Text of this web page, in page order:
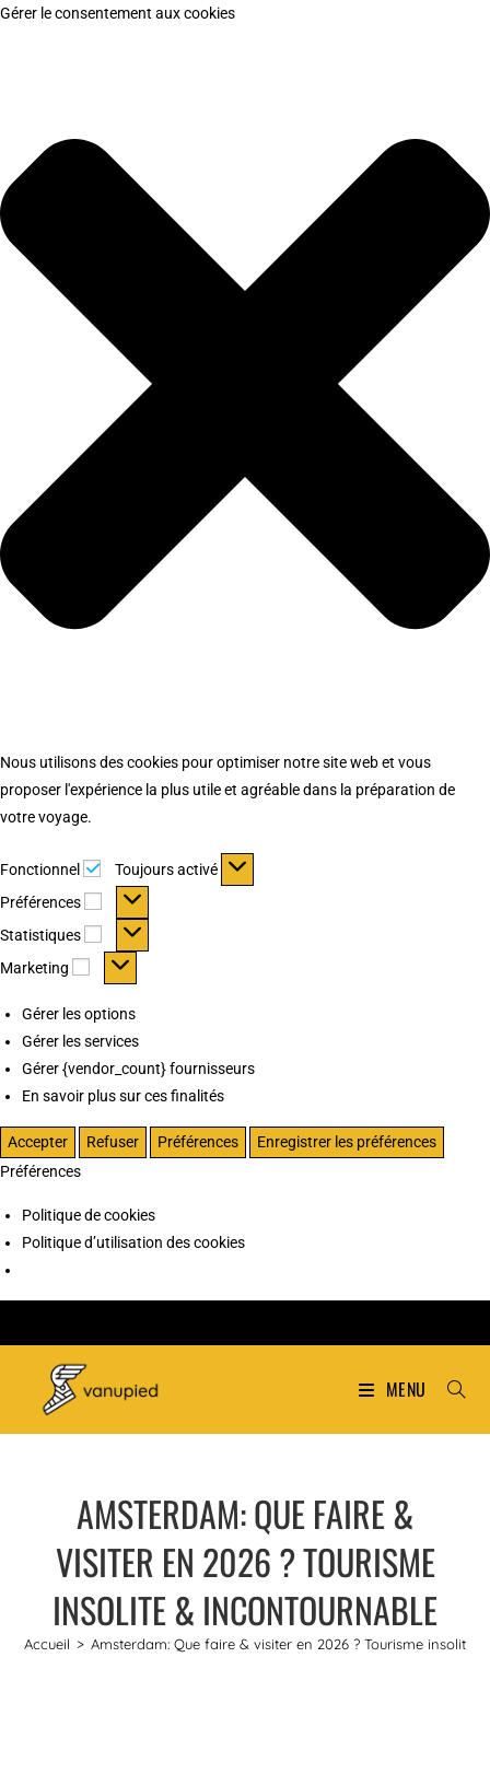
Gérer le consentement aux cookies
Nous utilisons des cookies pour optimiser notre site web et vous
proposer l'expérience la plus utile et agréable dans la préparation de
votre voyage.
Fonctionnel Fonctionnel
Toujours activé
Préférences
Préférences
Statistiques Statistiques
Marketing Marketing
Gérer les options
Gérer les services
Gérer {vendor_count} fournisseurs
En savoir plus sur ces finalités
Accepter Refuser Préférences
Enregistrer les préférences
Préférences
Politique de cookies
Politique d’utilisation des cookies
MENU
AMSTERDAM: QUE FAIRE &
VISITER EN 2026 ? TOURISME
INSOLITE & INCONTOURNABLE
Accueil > Amsterdam: Que faire & visiter en 2026 ? Tourisme insolite